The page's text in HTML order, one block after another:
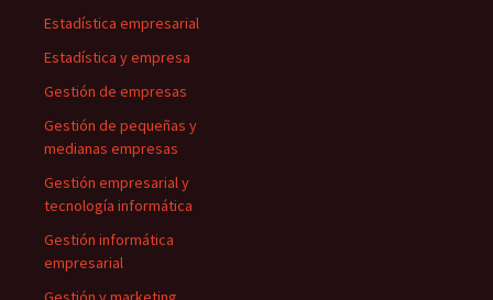
Estadística empresarial
Estadística y empresa
Gestión de empresas
Gestión de pequeñas y
medianas empresas
Gestión empresarial y
tecnología informática
Gestión informática
empresarial